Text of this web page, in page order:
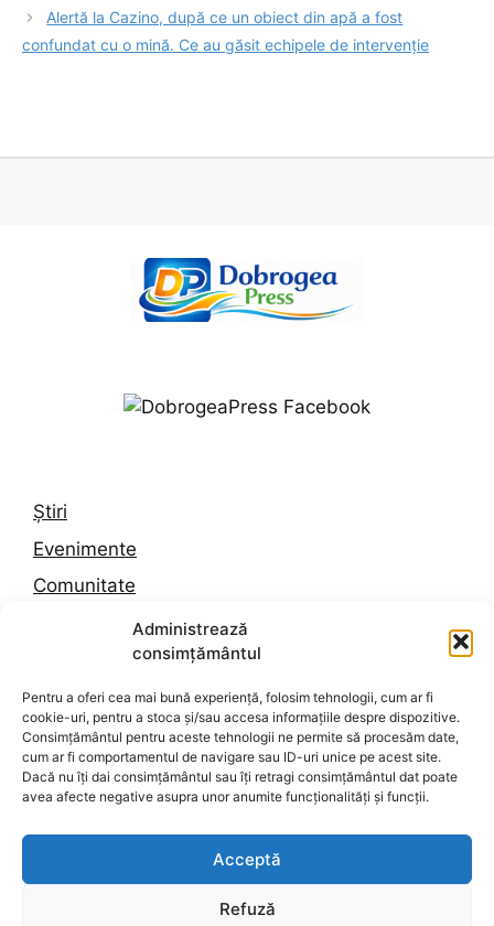
Administrează
consimțământul
Pentru a oferi cea mai bună experiență, folosim tehnologii, cum ar fi
cookie-uri, pentru a stoca și/sau accesa informațiile despre dispozitive.
Consimțământul pentru aceste tehnologii ne permite să procesăm date,
cum ar fi comportamentul de navigare sau ID-uri unice pe acest site.
Dacă nu îți dai consimțământul sau îți retragi consimțământul dat poate
avea afecte negative asupra unor anumite funcționalități și funcții.
Acceptă
Refuză
Alertă la Cazino, după ce un obiect din apă a fost
confundat cu o mină. Ce au găsit echipele de intervenție
Știri
Evenimente
Comunitate
Vremea în Constanța
Despre noi
Contact
Politica de confidențialitate
Termeni și condiții
Politica de cookies